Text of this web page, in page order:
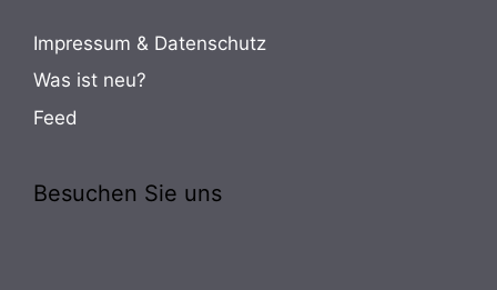
Impressum & Datenschutz
Was ist neu?
Feed
Besuchen Sie uns